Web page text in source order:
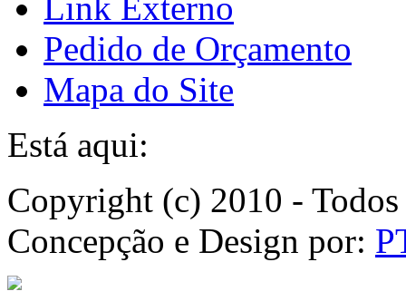
Link Externo
Pedido de Orçamento
Mapa do Site
Está aqui:
Copyright (c) 2010 -
Concepção e Design por: